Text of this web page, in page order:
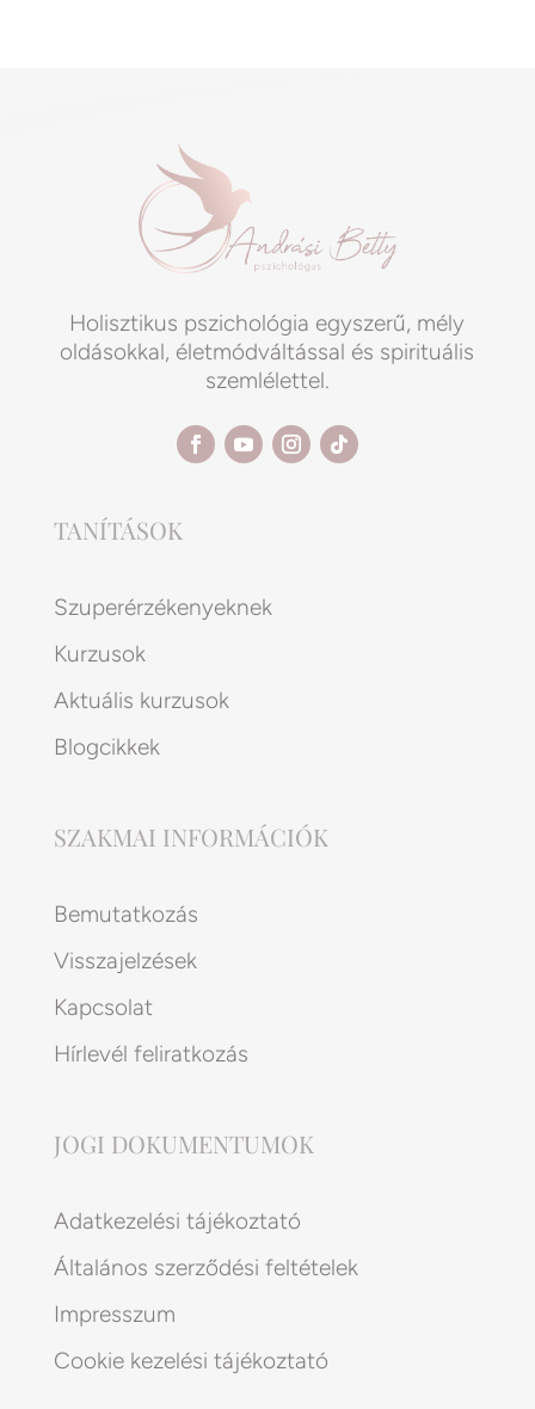
Holisztikus pszichológia egyszerű, mély
oldásokkal, életmódváltással és spirituális
szemlélettel.
TANÍTÁSOK
Szuperérzékenyeknek
Kurzusok
Aktuális kurzusok
Blogcikkek
SZAKMAI INFORMÁCIÓK
Bemutatkozás
Visszajelzések
Kapcsolat
Hírlevél feliratkozás
JOGI DOKUMENTUMOK
Adatkezelési tájékoztató
Általános szerződési feltételek
Impresszum
Cookie kezelési tájékoztató